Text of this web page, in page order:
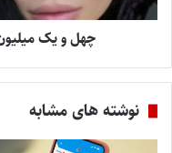
چهل و یک
نوشته های مشابه